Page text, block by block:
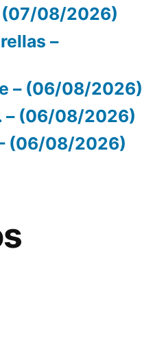
(07/08/2026)
–
– (06/08/2026)
– (06/08/2026)
(06/08/2026)